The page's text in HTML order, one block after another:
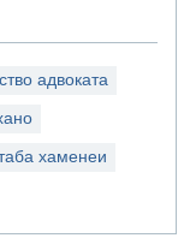
адвоката
хаменеи